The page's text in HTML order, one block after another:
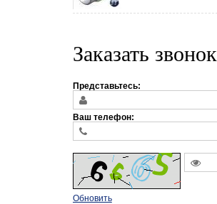
Заказать звонок
Представьтесь:
Ваш телефон:
Обновить